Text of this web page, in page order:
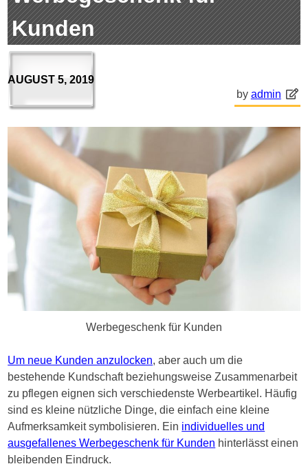
Kunden
AUGUST 5, 2019
by admin
Werbegeschenk für Kunden
Um neue Kunden anzulocken, aber auch um die
bestehende Kundschaft beziehungsweise Zusammenarbeit
zu pflegen eignen sich verschiedenste Werbeartikel. Häufig
sind es kleine nützliche Dinge, die einfach eine kleine
Aufmerksamkeit symbolisieren. Ein individuelles und
ausgefallenes Werbegeschenk für Kunden hinterlässt einen
bleibenden Eindruck.